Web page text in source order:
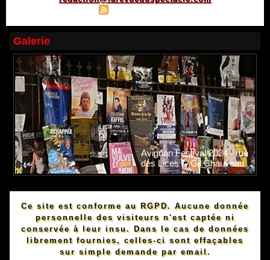
Galerie
Avignon Festival 2024 - rue
des Lices © Gil Chauveau.
Ce site est conforme au RGPD. Aucune donnée
personnelle des visiteurs n'est captée ni
conservée à leur insu. Dans le cas de données
librement fournies, celles-ci sont effaçables
sur simple demande par email.